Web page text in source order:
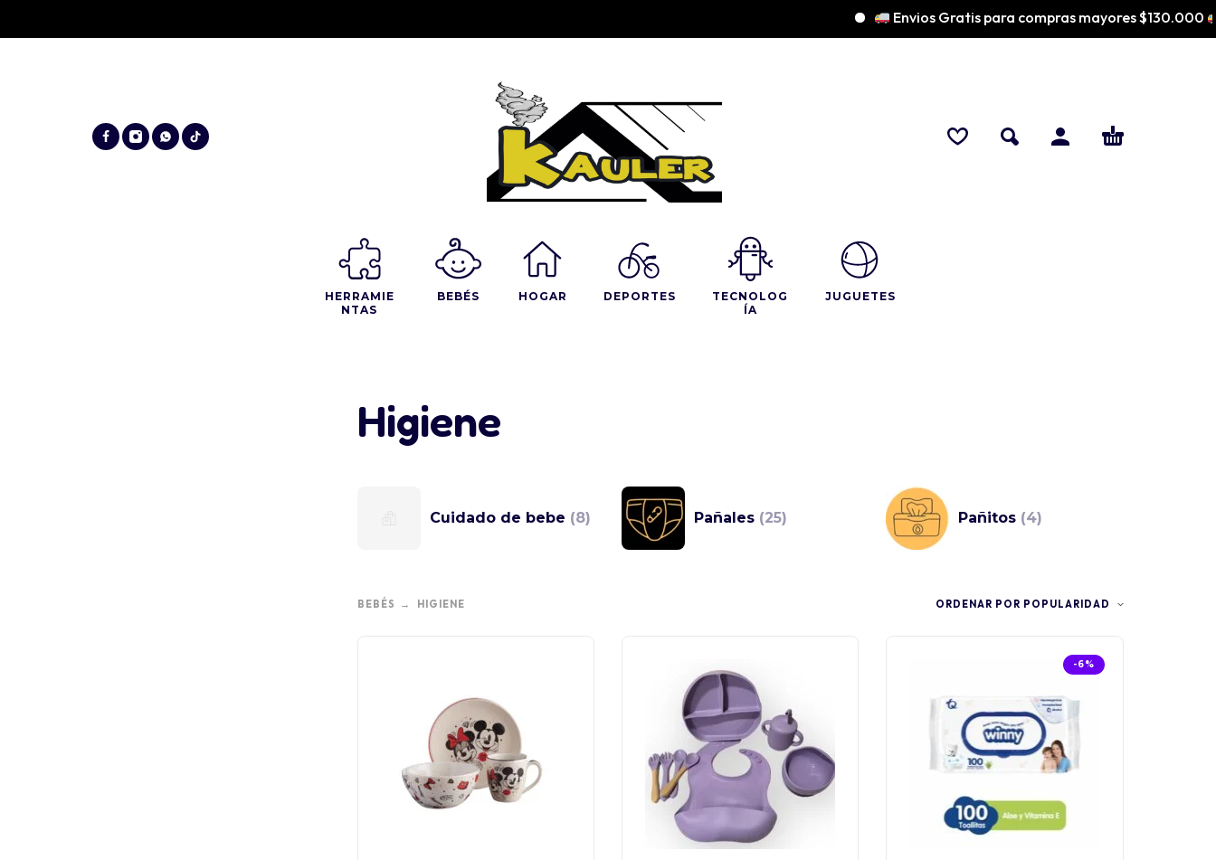
Envios Gratis para compras mayores $130.000
HERRAMIE
NTAS
BEBÉS HOGAR DEPORTES
TECNOLOG
ÍA
JUGUETES
Higiene
Cuidado de bebe (8) Pañales (25) Pañitos (4)
BEBÉS HIGIENE ORDENAR POR POPULARIDAD
-6%